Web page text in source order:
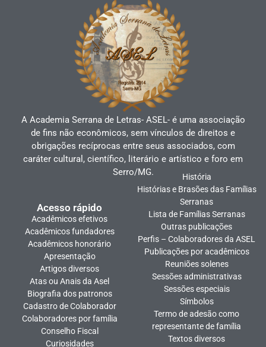
A Academia Serrana de Letras- ASEL- é uma associação
de fins não econômicos, sem vínculos de direitos e
obrigações recíprocas entre seus associados, com
caráter cultural, científico, literário e artístico e foro em
Serro/MG.
Acesso rápido
Acadêmicos efetivos
Acadêmicos fundadores
Acadêmicos honorário
Apresentação
Artigos diversos
Atas ou Anais da Asel
Biografia dos patronos
Cadastro de Colaborador
Colaboradores por família
Conselho Fiscal
Curiosidades
História
Histórias e Brasões das Famílias
Serranas
Lista de Famílias Serranas
Outras publicações
Perfis – Colaboradores da ASEL
Publicações por acadêmicos
Reuniões solenes
Sessões administrativas
Sessões especiais
Símbolos
Termo de adesão como
representante de família
Textos diversos